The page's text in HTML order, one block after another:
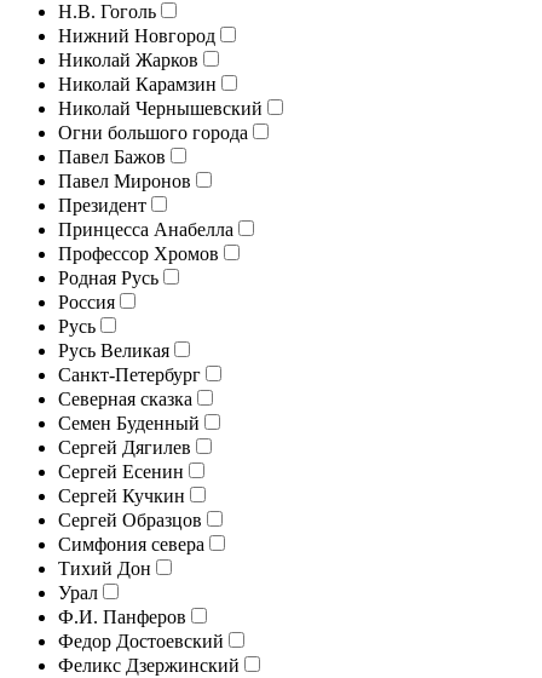
Н.В. Гоголь
Нижний Новгород
Николай Жарков
Николай Карамзин
Николай Чернышевский
Огни большого города
Павел Бажов
Павел Миронов
Президент
Принцесса Анабелла
Профессор Хромов
Родная Русь
Россия
Русь
Русь Великая
Санкт-Петербург
Северная сказка
Семен Буденный
Сергей Дягилев
Сергей Есенин
Сергей Кучкин
Сергей Образцов
Симфония севера
Тихий Дон
Урал
Ф.И. Панферов
Федор Достоевский
Феликс Дзержинский